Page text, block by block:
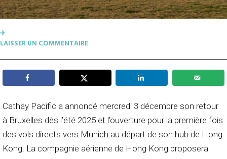
✈︎
LAISSER UN COMMENTAIRE
Cathay Pacific a annoncé mercredi 3 décembre son retour
à Bruxelles dès l’été 2025 et l’ouverture pour la première fois
des vols directs vers Munich au départ de son hub de Hong
Kong. La compagnie aérienne de Hong Kong proposera